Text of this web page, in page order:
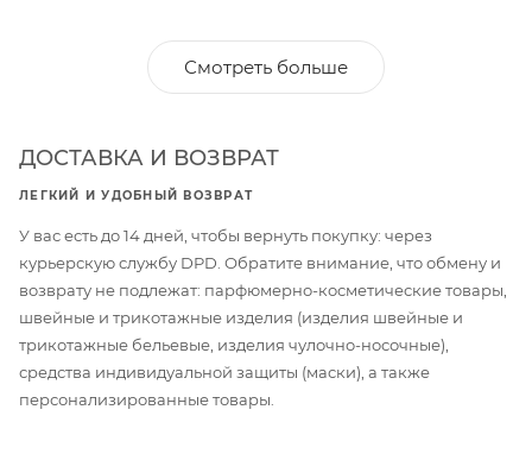
Смотреть больше
ДОСТАВКА И ВОЗВРАТ
ЛЕГКИЙ И УДОБНЫЙ ВОЗВРАТ
У вас есть до 14 дней, чтобы вернуть покупку: через
курьерскую службу DPD. Обратите внимание, что обмену и
возврату не подлежат: парфюмерно-косметические товары,
швейные и трикотажные изделия (изделия швейные и
трикотажные бельевые, изделия чулочно-носочные),
средства индивидуальной защиты (маски), а также
персонализированные товары.